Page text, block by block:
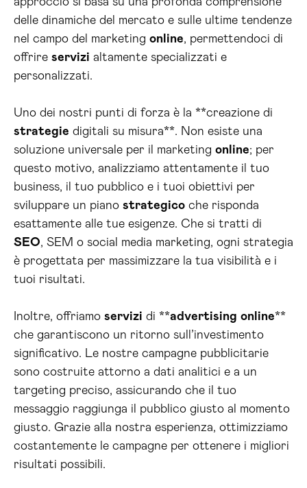
delle dinamiche del mercato e sulle ultime tendenze
nel campo del marketing online, permettendoci di
offrire servizi altamente specializzati e
personalizzati.
Uno dei nostri punti di forza è la **creazione di
strategie digitali su misura**. Non esiste una
soluzione universale per il marketing online; per
questo motivo, analizziamo attentamente il tuo
business, il tuo pubblico e i tuoi obiettivi per
sviluppare un piano strategico che risponda
esattamente alle tue esigenze. Che si tratti di
SEO, SEM o social media marketing, ogni strategia
è progettata per massimizzare la tua visibilità e i
tuoi risultati.
Inoltre, offriamo servizi di **advertising online**
che garantiscono un ritorno sull’investimento
significativo. Le nostre campagne pubblicitarie
sono costruite attorno a dati analitici e a un
targeting preciso, assicurando che il tuo
messaggio raggiunga il pubblico giusto al momento
giusto. Grazie alla nostra esperienza, ottimizziamo
costantemente le campagne per ottenere i migliori
risultati possibili.